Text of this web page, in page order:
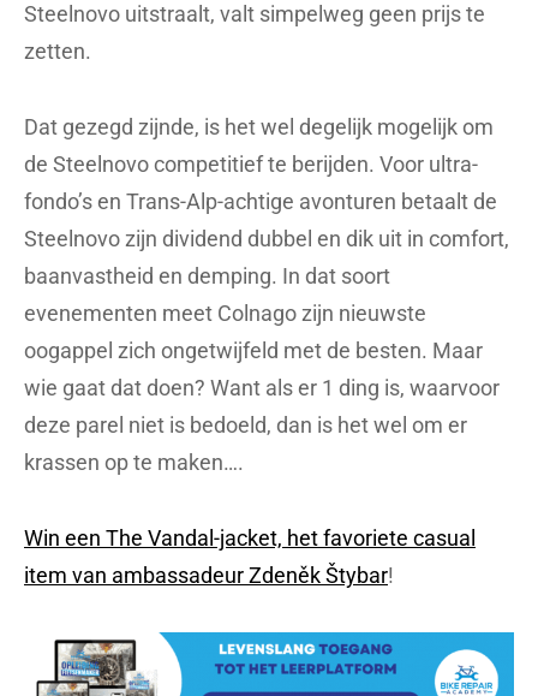
Steelnovo uitstraalt, valt simpelweg geen prijs te
zetten.
Dat gezegd zijnde, is het wel degelijk mogelijk om
de Steelnovo competitief te berijden. Voor ultra-
fondo’s en Trans-Alp-achtige avonturen betaalt de
Steelnovo zijn dividend dubbel en dik uit in comfort,
baanvastheid en demping. In dat soort
evenementen meet Colnago zijn nieuwste
oogappel zich ongetwijfeld met de besten. Maar
wie gaat dat doen? Want als er 1 ding is, waarvoor
deze parel niet is bedoeld, dan is het wel om er
krassen op te maken….
Win een The Vandal-jacket, het favoriete casual
item van ambassadeur Zdeněk Štybar!